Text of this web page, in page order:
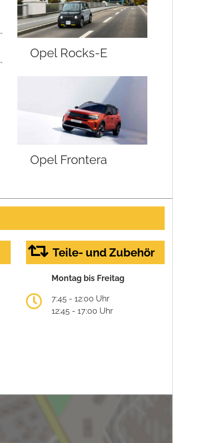
Opel Rocks-E
Opel Frontera
Teile- und Zubehör
Montag bis Freitag
7:45 - 12:00 Uhr
12:45 - 17:00 Uhr